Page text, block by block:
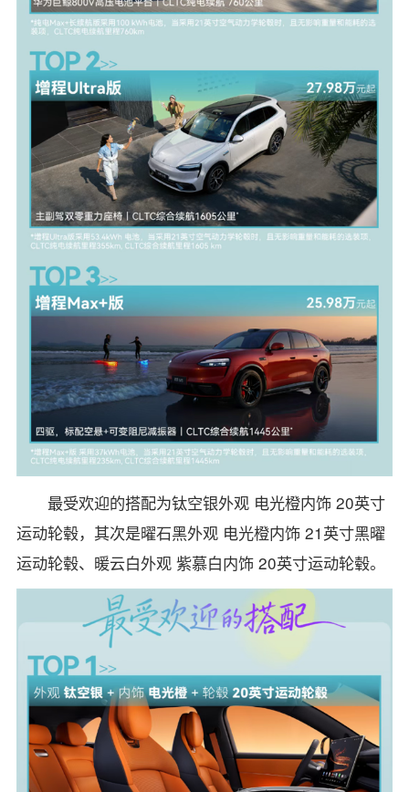
最受欢迎的搭配为钛空银外观 电光橙内饰 20英寸
运动轮毂，其次是曜石黑外观 电光橙内饰 21英寸黑曜
运动轮毂、暖云白外观 紫慕白内饰 20英寸运动轮毂。